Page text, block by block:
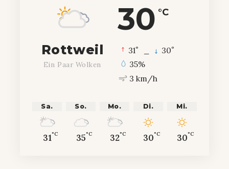
30 °C
Rottweil
Ein Paar Wolken
31° 30°
35%
3 km/h
Sa.
31°C
So.
35°C
Mo.
32°C
Di.
30°C
Mi.
30°C